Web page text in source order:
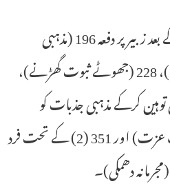
غازی آباد پولیس نے اس کے بعد زبیر پر دفعہ 196 (مذہبی
بنیادوں پر دشمنی کو فروغ دینا)، 228 (جھوٹے ثبوت گھڑنے)،
توہین کرکے مذہبی جذبات کو
مجروح کرنا)، 356 (3) (ہتک عزت) اور 351 (2) کے تحت فرد
دھمکی)۔